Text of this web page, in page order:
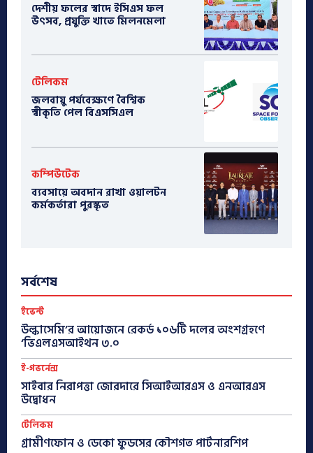
দেশীয় ফলের স্বাদে ইসিএস ফল
উৎসব, প্রযুক্তি খাতে মিলনমেলা
টেলিকম
জলবায়ু পর্যবেক্ষণে বৈশ্বিক
স্বীকৃতি পেল বিএসসিএল
কম্পিউটেক
ব্যবসায়ে অবদান রাখা ওয়ালটন
কর্মকর্তারা পুরস্কৃত
সর্বশেষ
ইভেন্ট
উল্কাসেমি’র আয়োজনে রেকর্ড ১০৬টি দলের অংশগ্রহণে
‘ভিএলএসআইথন ৩.০
ই-গভর্নেন্স
সাইবার নিরাপত্তা জোরদারে সিআইআরএস ও এনআরএস
উদ্বোধন
টেলিকম
গ্রামীণফোন ও ডেকো ফুডসের কৌশগত পার্টনারশিপ